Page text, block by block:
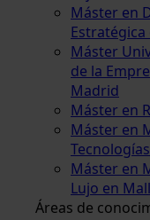
Máster en
Máster
de la
Madrid
Máster en
Máster en
Máster en
Lujo en
Áreas de